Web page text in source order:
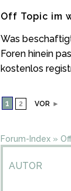
Off Topic im
Was
Foren hinein
kostenlos
1 2 VOR ►
Forum-Index »
AUTOR